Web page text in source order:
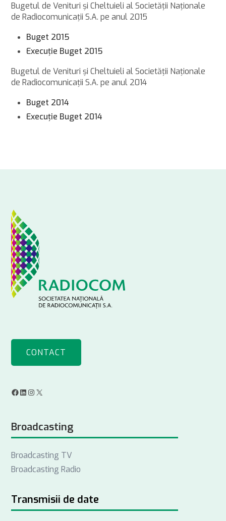
Bugetul de Venituri şi Cheltuieli al Societăţii Naţionale
de Radiocomunicaţii S.A. pe anul 2015
Buget 2015
Execuţie Buget 2015
Bugetul de Venituri şi Cheltuieli al Societăţii Naţionale
de Radiocomunicaţii S.A. pe anul 2014
Buget 2014
Execuţie Buget 2014
CONTACT
F
c
e
b
o
k
L
n
k
e
d
n
s
t
a
g
a
m
X
Broadcasting
Broadcasting TV
Broadcasting Radio
Transmisii de date